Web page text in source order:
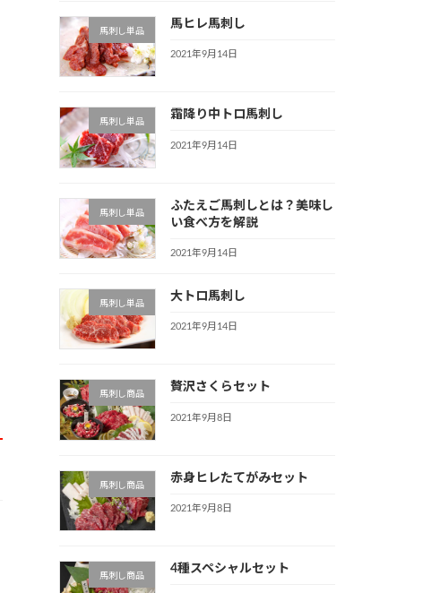
馬刺し単品
馬ヒレ馬刺し
2021年9月14日
馬刺し単品
霜降り中トロ馬刺し
2021年9月14日
馬刺し単品
ふたえご馬刺しとは？美味し
い食べ方を解説
2021年9月14日
馬刺し単品
大トロ馬刺し
2021年9月14日
馬刺し商品
贅沢さくらセット
2021年9月8日
馬刺し商品
赤身ヒレたてがみセット
2021年9月8日
馬刺し商品
4種スペシャルセット